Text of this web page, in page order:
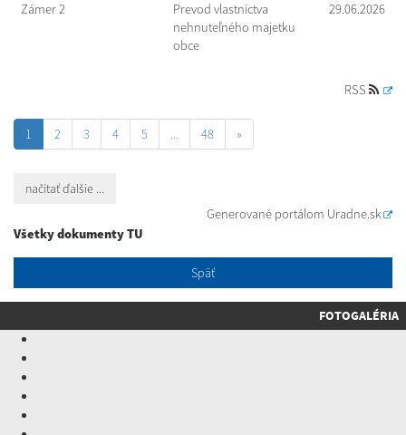
Zámer 2
Prevod vlastníctva
nehnuteľného majetku
obce
29.06.2026
RSS
1 2 3 4 5 ... 48 »
načítať ďalšie ...
Generované portálom Uradne.sk
Všetky dokumenty TU
Späť
FOTOGALÉRIA